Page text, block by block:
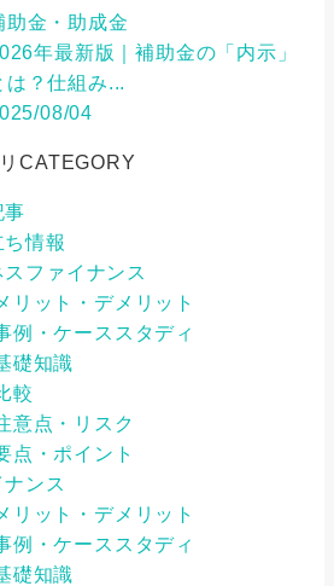
助金・助成金
年最新版｜補助金の「内示」
は？仕組み...
08/04
CATEGORY
事
情報
スファイナンス
リット・デメリット
例・ケーススタディ
礎知識
較
意点・リスク
点・ポイント
ンス
リット・デメリット
例・ケーススタディ
礎知識